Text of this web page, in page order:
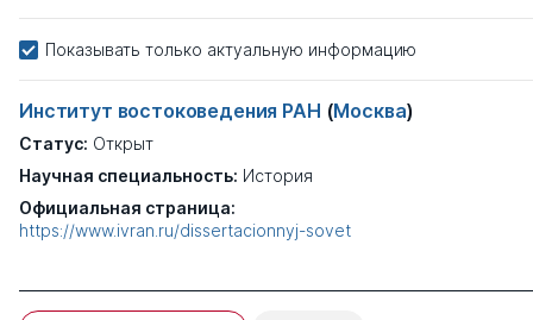
Показывать только актуальную информацию
Институт востоковедения РАН (Москва)
Статус: Открыт
Научная специальность: История
Официальная страница:
https://www.ivran.ru/dissertacionnyj-sovet